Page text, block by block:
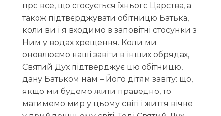
про все, що стосується їхнього Царства, а
також підтверджувати обітницю Батька,
коли ви і я входимо в заповітні стосунки з
Ним у водах хрещення. Коли ми
оновлюємо наші завіти в інших обрядах,
Святий Дух підтверджує цю обітницю,
дану Батьком нам – Його дітям завіту: що,
якщо ми будемо жити праведно, то
матимемо мир у цьому світі і життя вічне